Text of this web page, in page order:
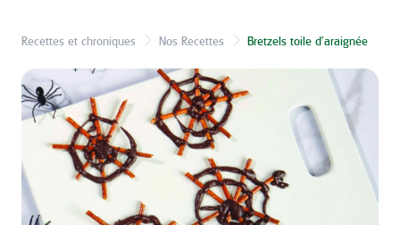
Recettes et chroniques Nos Recettes Bretzels toile d’araignée